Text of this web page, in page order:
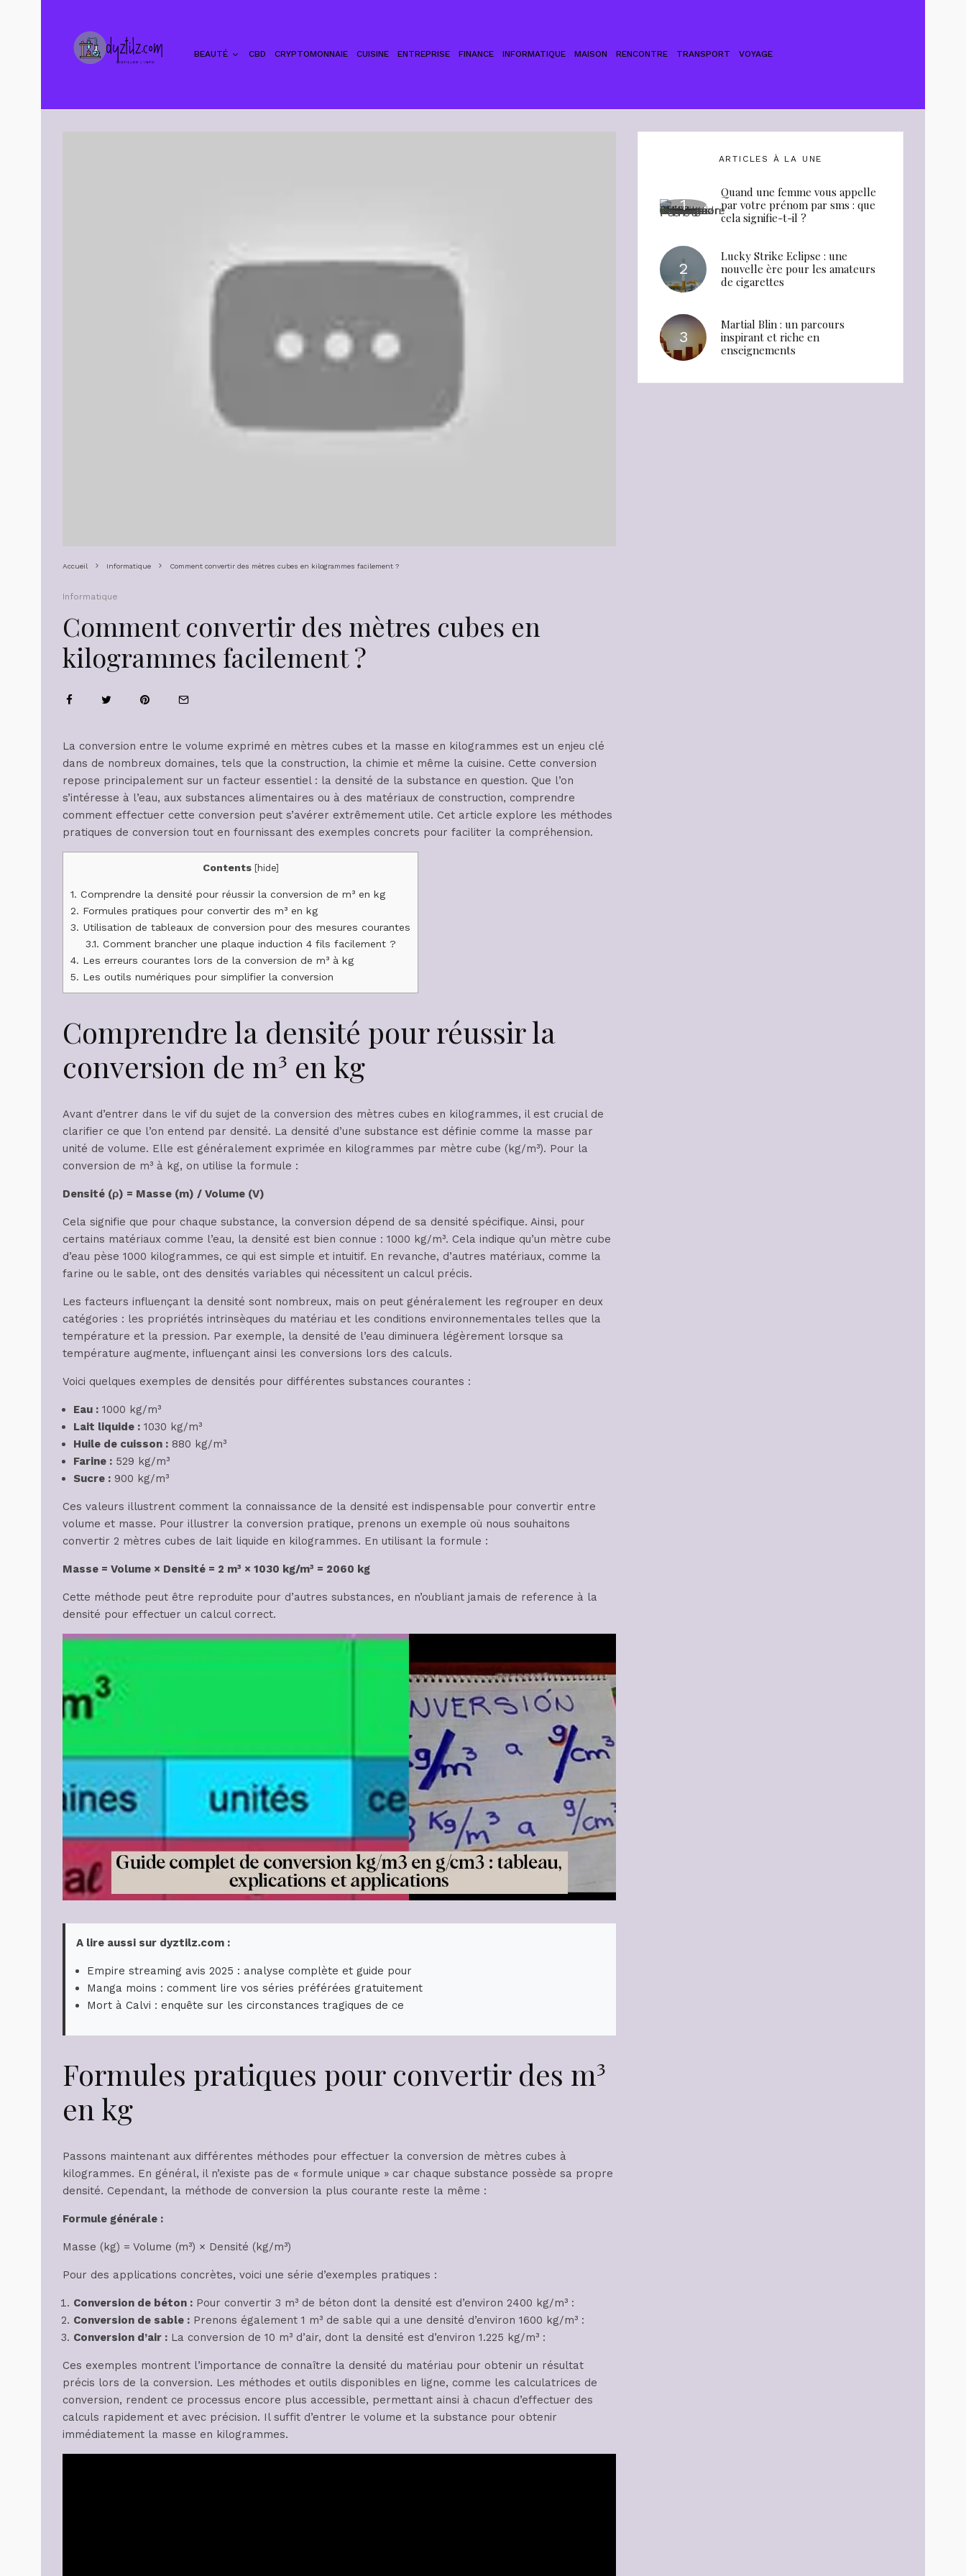
BEAUTÉ CBD CRYPTOMONNAIE CUISINE ENTREPRISE FINANCE INFORMATIQUE MAISON RENCONTRE TRANSPORT VOYAGE
Accueil Informatique Comment convertir des mètres cubes en kilogrammes facilement ?
Informatique
Comment convertir des mètres cubes en
kilogrammes facilement ?
La conversion entre le volume exprimé en mètres cubes et la masse en kilogrammes est un enjeu clé
dans de nombreux domaines, tels que la construction, la chimie et même la cuisine. Cette conversion
repose principalement sur un facteur essentiel : la densité de la substance en question. Que l’on
s’intéresse à l’eau, aux substances alimentaires ou à des matériaux de construction, comprendre
comment effectuer cette conversion peut s’avérer extrêmement utile. Cet article explore les méthodes
pratiques de conversion tout en fournissant des exemples concrets pour faciliter la compréhension.
Contents [hide]
1. Comprendre la densité pour réussir la conversion de m³ en kg
2. Formules pratiques pour convertir des m³ en kg
3. Utilisation de tableaux de conversion pour des mesures courantes
3.1. Comment brancher une plaque induction 4 fils facilement ?
4. Les erreurs courantes lors de la conversion de m³ à kg
5. Les outils numériques pour simplifier la conversion
Comprendre la densité pour réussir la
conversion de m³ en kg
Avant d’entrer dans le vif du sujet de la conversion des mètres cubes en kilogrammes, il est crucial de
clarifier ce que l’on entend par densité. La densité d’une substance est définie comme la masse par
unité de volume. Elle est généralement exprimée en kilogrammes par mètre cube (kg/m³). Pour la
conversion de m³ à kg, on utilise la formule :
Densité (ρ) = Masse (m) / Volume (V)
Cela signifie que pour chaque substance, la conversion dépend de sa densité spécifique. Ainsi, pour
certains matériaux comme l’eau, la densité est bien connue : 1000 kg/m³. Cela indique qu’un mètre cube
d’eau pèse 1000 kilogrammes, ce qui est simple et intuitif. En revanche, d’autres matériaux, comme la
farine ou le sable, ont des densités variables qui nécessitent un calcul précis.
Les facteurs influençant la densité sont nombreux, mais on peut généralement les regrouper en deux
catégories : les propriétés intrinsèques du matériau et les conditions environnementales telles que la
température et la pression. Par exemple, la densité de l’eau diminuera légèrement lorsque sa
température augmente, influençant ainsi les conversions lors des calculs.
Voici quelques exemples de densités pour différentes substances courantes :
Eau : 1000 kg/m³
Lait liquide : 1030 kg/m³
Huile de cuisson : 880 kg/m³
Farine : 529 kg/m³
Sucre : 900 kg/m³
Ces valeurs illustrent comment la connaissance de la densité est indispensable pour convertir entre
volume et masse. Pour illustrer la conversion pratique, prenons un exemple où nous souhaitons
convertir 2 mètres cubes de lait liquide en kilogrammes. En utilisant la formule :
Masse = Volume × Densité = 2 m³ × 1030 kg/m³ = 2060 kg
Cette méthode peut être reproduite pour d’autres substances, en n’oubliant jamais de reference à la
densité pour effectuer un calcul correct.
A lire aussi sur dyztilz.com :
Empire streaming avis 2025 : analyse complète et guide pour
Manga moins : comment lire vos séries préférées gratuitement
Mort à Calvi : enquête sur les circonstances tragiques de ce
Formules pratiques pour convertir des m³
en kg
Passons maintenant aux différentes méthodes pour effectuer la conversion de mètres cubes à
kilogrammes. En général, il n’existe pas de « formule unique » car chaque substance possède sa propre
densité. Cependant, la méthode de conversion la plus courante reste la même :
Formule générale :
Masse (kg) = Volume (m³) × Densité (kg/m³)
Pour des applications concrètes, voici une série d’exemples pratiques :
Conversion de béton : Pour convertir 3 m³ de béton dont la densité est d’environ 2400 kg/m³ :
Conversion de sable : Prenons également 1 m³ de sable qui a une densité d’environ 1600 kg/m³ :
Conversion d’air : La conversion de 10 m³ d’air, dont la densité est d’environ 1.225 kg/m³ :
Ces exemples montrent l’importance de connaître la densité du matériau pour obtenir un résultat
précis lors de la conversion. Les méthodes et outils disponibles en ligne, comme les calculatrices de
conversion, rendent ce processus encore plus accessible, permettant ainsi à chacun d’effectuer des
calculs rapidement et avec précision. Il suffit d’entrer le volume et la substance pour obtenir
immédiatement la masse en kilogrammes.
ARTICLES À LA UNE
Quand une femme vous appelle
par votre prénom par sms : que
cela signifie-t-il ?
Lucky Strike Eclipse : une
nouvelle ère pour les amateurs
de cigarettes
Martial Blin : un parcours
inspirant et riche en
enseignements